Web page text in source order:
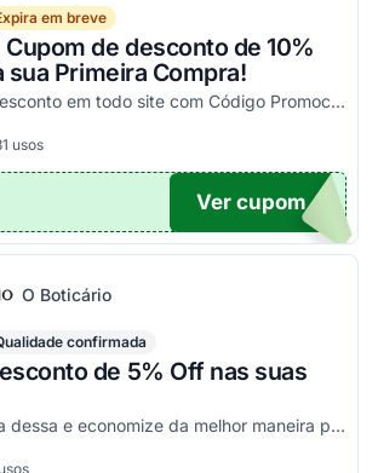
em breve
Cupom de desconto de 10%
sua Primeira Compra!
Ganhe 10% de desconto em todo site com Código Promocional Karsten. Válido apenas 1 utilização por CPF. Só aqui no Agora Cupom você economiza tanto!
funcionou
usos
OM10
Ver cupom
O Boticário
confirmada
de 5% Off nas suas
Não fique de fora dessa e economize da melhor maneira possível! Válido somente nessa seleção!